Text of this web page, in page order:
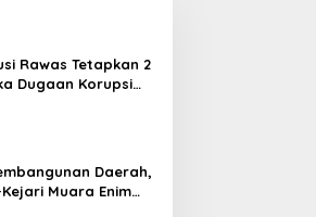
Rawas Tetapkan 2
Dugaan Korupsi
Daerah,
Muara Enim